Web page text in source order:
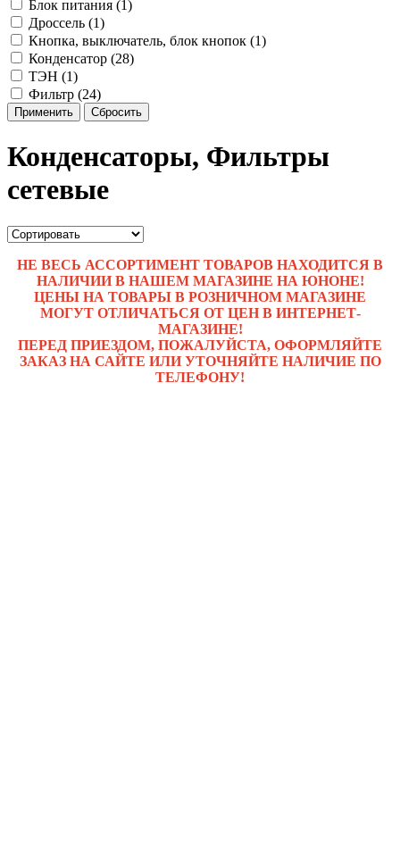
Блок питания (1)
Дроссель (1)
Кнопка, выключатель, блок кнопок (1)
Конденсатор (28)
ТЭН (1)
Фильтр (24)
Применить Сбросить
Конденсаторы, Фильтры
сетевые
НЕ ВЕСЬ АССОРТИМЕНТ ТОВАРОВ НАХОДИТСЯ В
НАЛИЧИИ В НАШЕМ МАГАЗИНЕ НА ЮНОНЕ!
ЦЕНЫ НА ТОВАРЫ В РОЗНИЧНОМ МАГАЗИНЕ
МОГУТ ОТЛИЧАТЬСЯ ОТ ЦЕН В ИНТЕРНЕТ-
МАГАЗИНЕ!
ПЕРЕД ПРИЕЗДОМ, ПОЖАЛУЙСТА, ОФОРМЛЯЙТЕ
ЗАКАЗ НА САЙТЕ ИЛИ УТОЧНЯЙТЕ НАЛИЧИЕ ПО
ТЕЛЕФОНУ!